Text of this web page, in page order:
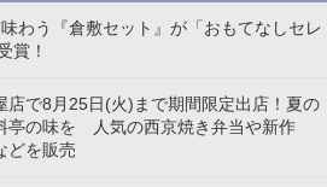
わう『倉敷セット』が「おもてなしセレ
賞！
店で8月25日(火)まで期間限定出店！夏の
亭の味を 人気の西京焼き弁当や新作
どを販売